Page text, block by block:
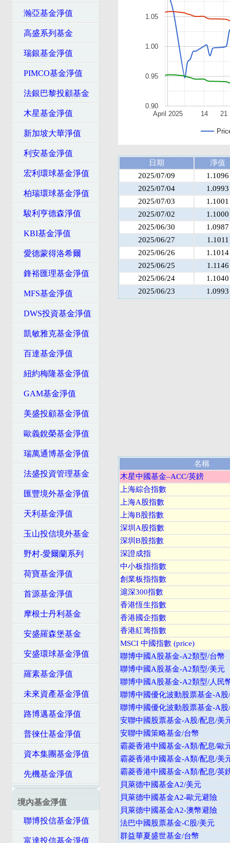
瀚亞基金淨值
高盛系列基金
瑞銀基金淨值
PIMCO基金淨值
法銀巴黎投顧基金
木星基金淨值
新加坡大華淨值
利安基金淨值
宏利環球基金淨值
柏瑞環球基金淨值
駿利亨德森淨值
KBI基金淨值
愛德蒙得洛希爾
鋒裕匯理基金淨值
MFS基金淨值
DWS投資基金淨值
凱敏雅克基金淨值
百達基金淨值
紐約梅隆基金淨值
GAM基金淨值
美盛投顧基金淨值
歐義銳榮基金淨值
瑞萬通博基金淨值
法盛投資管理基金
匯豐境外基金淨值
天利基金淨值
玉山投信境外基金
野村-愛爾蘭系列
荷寶基金淨值
首源基金淨值
摩根士丹利基金
安盛羅森堡基金
安盛環球基金淨值
羅素基金淨值
未來資產基金淨值
路博邁基金淨值
普徠仕基金淨值
資本集團基金淨值
先機基金淨值
境內基金淨值
聯博投信基金淨值
富達投信基金淨值
April 2025 14 21
0.90
0.95
1.00
1.05
日期
淨值
2025/07/09
1.1096
2025/07/04
1.0993
2025/07/03
1.1001
2025/07/02
1.1000
2025/06/30
1.0987
2025/06/27
1.1011
2025/06/26
1.1014
2025/06/25
1.1146
2025/06/24
1.1040
2025/06/23
1.0993
名稱
木星中國基金–ACC/英鎊
上海綜合指數
上海A股指數
上海B股指數
深圳A股指數
深圳B股指數
深證成指
中小板指指數
創業板指指數
滬深300指數
香港恆生指數
香港國企指數
香港紅籌指數
MSCI 中國指數 (price)
聯博中國A股基金-A2類型/台幣
聯博中國A股基金-A2類型/美元
聯博中國A股基金-A2類型/人民
聯博中國優化波動股票基金-A股
聯博中國優化波動股票基金-A股
安聯中國股票基金-A股/配息/美
安聯中國策略基金/台幣
霸菱香港中國基金-A類/配息/歐
霸菱香港中國基金-A類/配息/美
霸菱香港中國基金-A類/配息/英
貝萊德中國基金A2/美元
貝萊德中國基金A2-歐元避險
貝萊德中國基金A2-澳幣避險
法巴中國股票基金-C股/美元
群益華夏盛世基金/台幣